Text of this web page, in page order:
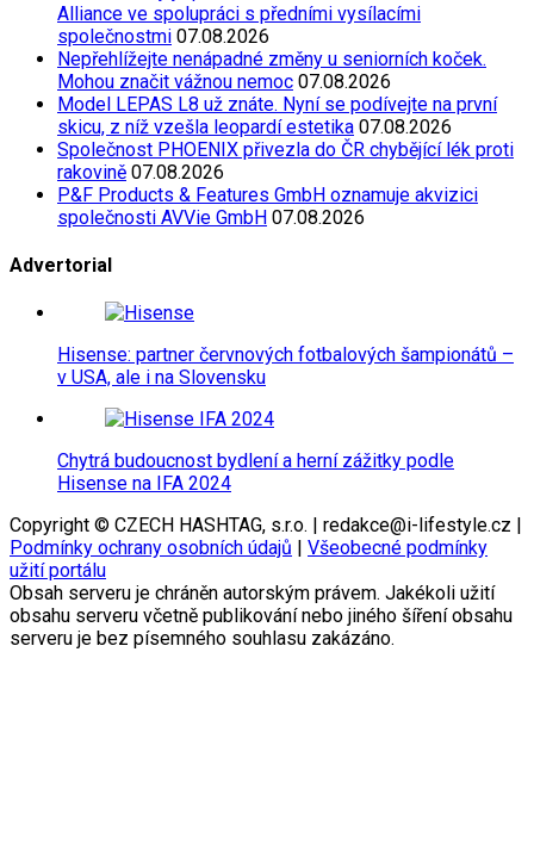
Alliance ve spolupráci s předními vysílacími
společnostmi 07.08.2026
Nepřehlížejte nenápadné změny u seniorních koček.
Mohou značit vážnou nemoc 07.08.2026
Model LEPAS L8 už znáte. Nyní se podívejte na první
skicu, z níž vzešla leopardí estetika 07.08.2026
Společnost PHOENIX přivezla do ČR chybějící lék proti
rakovině 07.08.2026
P&F Products & Features GmbH oznamuje akvizici
společnosti AVVie GmbH 07.08.2026
Advertorial
Hisense: partner červnových fotbalových šampionátů –
v USA, ale i na Slovensku
Chytrá budoucnost bydlení a herní zážitky podle
Hisense na IFA 2024
Copyright © CZECH HASHTAG, s.r.o. | redakce@i-lifestyle.cz |
Podmínky ochrany osobních údajů
Všeobecné podmínky
užití portálu
Obsah serveru je chráněn autorským právem. Jakékoli užití
obsahu serveru včetně publikování nebo jiného šíření obsahu
serveru je bez písemného souhlasu zakázáno.